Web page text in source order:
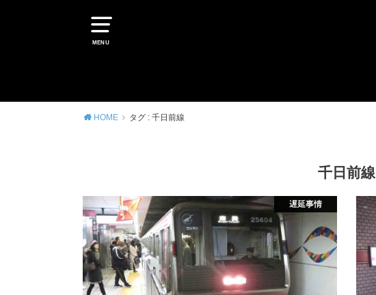
MENU
HOME タグ : 千日前線
千日前線
遅延事情